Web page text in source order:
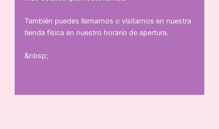
También puedes llamarnos o visitarnos en nuestra
tienda física en nuestro horario de apertura.
&nbsp;